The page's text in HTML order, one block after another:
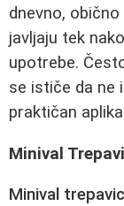
dnevno,
javljaju tek
upotrebe.
se ističe da ne
praktičan
Minival
Minival